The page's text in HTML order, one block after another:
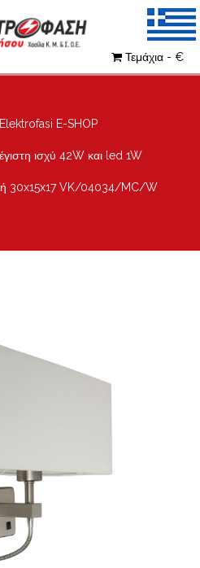
Τεμάχια - €
Elektrofasi E-SHOP
ισχύ 42W και led 1W
30x15x17 VK/04034/MC/W